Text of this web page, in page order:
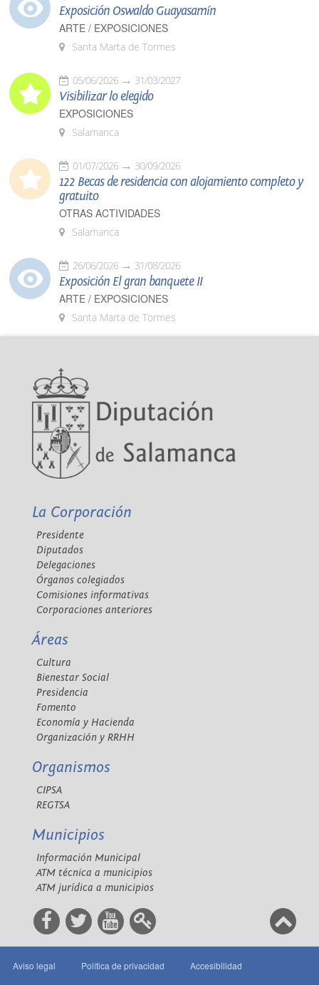
Exposición Oswaldo Guayasamín
ARTE / EXPOSICIONES
Santa Marta de Tormes
05/06/2026 31/03/2027
Visibilizar lo elegido
EXPOSICIONES
Salamanca
01/07/2026 30/09/2026
122 Becas de residencia con alojamiento completo y
gratuito
OTRAS ACTIVIDADES
Salamanca
26/06/2026 31/08/2026
Exposición El gran banquete II
ARTE / EXPOSICIONES
Santa Marta de Tormes
La Corporación
Presidente
Diputados
Delegaciones
Órganos colegiados
Comisiones informativas
Corporaciones anteriores
Áreas
Cultura
Bienestar Social
Presidencia
Fomento
Economía y Hacienda
Organización y RRHH
Organismos
CIPSA
REGTSA
Municipios
Información Municipal
ATM técnica a municipios
ATM jurídica a municipios
Aviso legal Política de privacidad Accesibilidad